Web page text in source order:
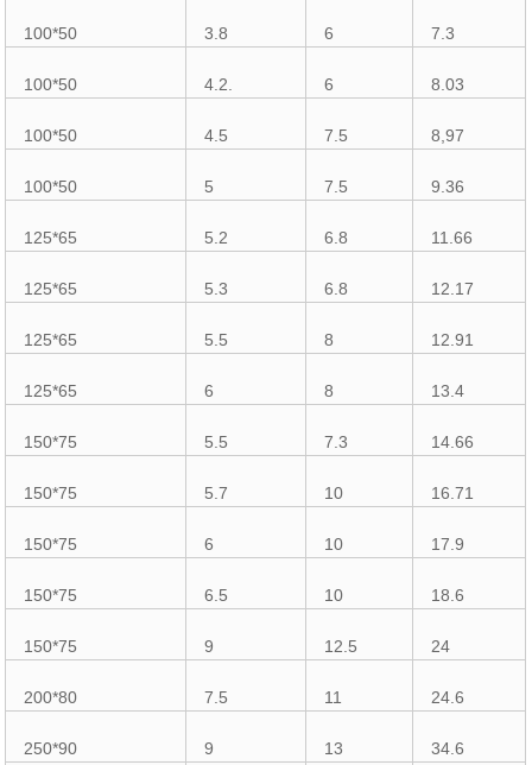
100*50 3.8 6 7.3
100*50 4.2. 6 8.03
100*50 4.5 7.5 8,97
100*50 5 7.5 9.36
125*65 5.2 6.8 11.66
125*65 5.3 6.8 12.17
125*65 5.5 8 12.91
125*65 6 8 13.4
150*75 5.5 7.3 14.66
150*75 5.7 10 16.71
150*75 6 10 17.9
150*75 6.5 10 18.6
150*75 9 12.5 24
200*80 7.5 11 24.6
250*90 9 13 34.6